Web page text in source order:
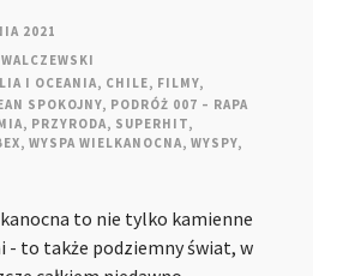
2021
I OCEANIA, CHILE, FILMY,
SPOKOJNY, PODRÓŻ 007 – RAPA
, PRZYRODA, SUPERHIT,
, WYSPA WIELKANOCNA, WYSPY,
to nie tylko kamienne
- to także podziemny świat, w